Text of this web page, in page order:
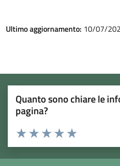
Ultimo aggiornamento: 10/07/
Quanto sono chiare le
pagina?
Rating:
Valuta 5 stelle
Valuta 4 stelle su 5
Valuta 3 stelle su 5
Valuta 2 stelle su 5
Valuta 1 stelle su 5